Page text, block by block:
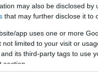
may also be disclosed by
that may further disclose it to
app uses one or more
limited to your visit or
its third-party tags to use